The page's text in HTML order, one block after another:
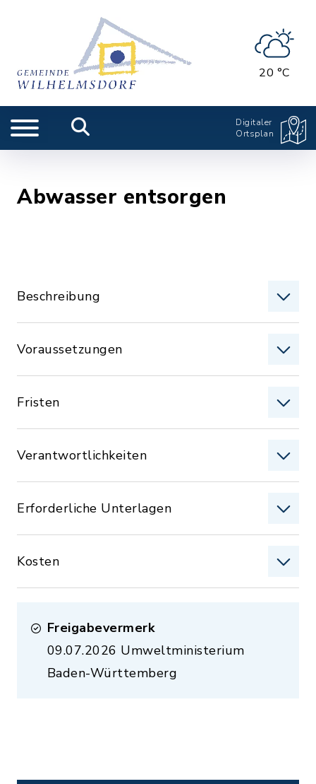
20 °C
Digitaler
Ortsplan
Abwasser entsorgen
Beschreibung
Voraussetzungen
Fristen
Verantwortlichkeiten
Erforderliche Unterlagen
Kosten
Freigabevermerk
09.07.2026 Umweltministerium
Baden-Württemberg